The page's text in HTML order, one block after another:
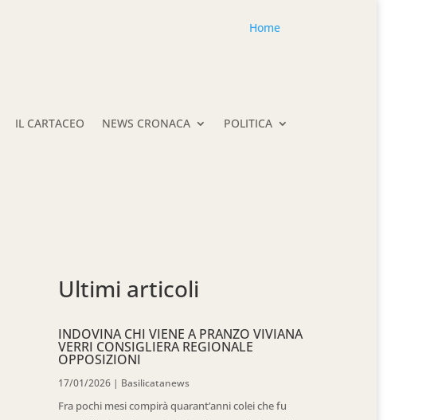
Home
IL CARTACEO NEWS CRONACA POLITICA
Ultimi articoli
INDOVINA CHI VIENE A PRANZO VIVIANA
VERRI CONSIGLIERA REGIONALE
OPPOSIZIONI
17/01/2026| Basilicatanews
Fra pochi mesi compirà quarant’anni colei che fu